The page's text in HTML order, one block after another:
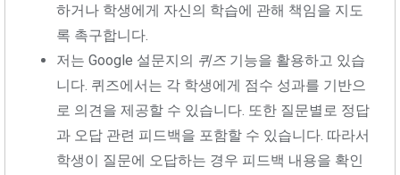
하거나 학생에게 자신의 학습에 관해 책임을 지도
록 촉구합니다.
저는 Google 설문지의 퀴즈 기능을 활용하고 있습
니다. 퀴즈에서는 각 학생에게 점수 성과를 기반으
로 의견을 제공할 수 있습니다. 또한 질문별로 정답
과 오답 관련 피드백을 포함할 수 있습니다. 따라서
학생이 질문에 오답하는 경우 피드백 내용을 확인